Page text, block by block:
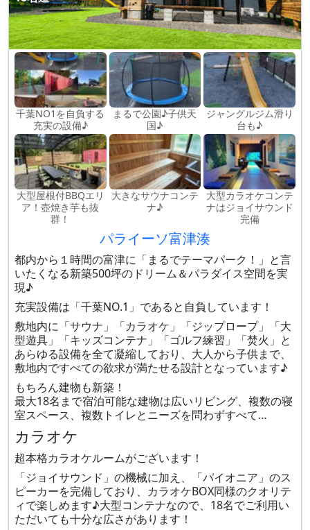
千葉NO1を自負する
充実の設備♪
まるで公園♪子供天
国♪
ジャングルジム滑り
台も♪
大型屋根付BBQエリ
ア！壺焼き芋も抜
群！
大きなサウナコンテ
ナ♪
大型カラオケコンテ
ナはジョイサウンド
完備
パライーソ富津湊
都内から１時間の富津に「まるでテーマパーク！」と言
いたくなる新築500坪のドリーム＆パラダイス空間を実
現♪
充実設備は「千葉NO.1」であると自負しています！
敷地内に「サウナ」「カラオケ」「ジップロープ」「大
型遊具」「キッズコンテナ」「ゴルフ練習」「焚火」と
あらゆる設備を全て凝縮しており、大人から子供まで、
敷地内ですべての欲求が満たせる設計となっています♪
もちろん建物も新築！
最大18名まで宿泊可能な建物は広いリビング、複数の寝
室スペース、複数トイレとニーズを問わずすべて…
カラオケ
超本格カラオケルームがございます！
「ジョイサウンド」の機械に加え、「パイオニア」のス
ピーカーを完備しており、カラオケBOX同様のクオリテ
ィで楽しめます♪大型コンテナなので、18名でご利用い
ただいても十分な広さがあります！